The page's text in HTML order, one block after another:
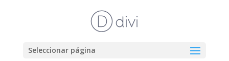
Seleccionar página